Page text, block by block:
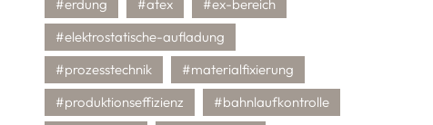
#erdung
#atex
#ex-bereich
#elektrostatische-aufladung
#prozesstechnik
#materialfixierung
#produktionseffizienz
#bahnlaufkontrolle